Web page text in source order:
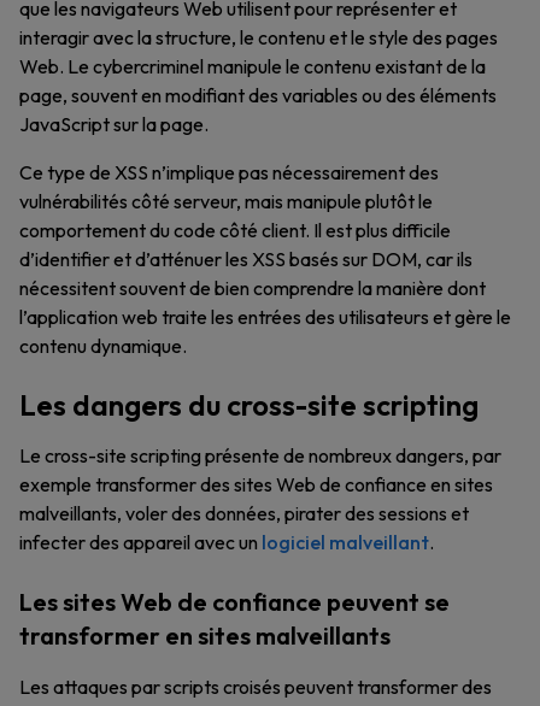
que les navigateurs Web utilisent pour représenter et
interagir avec la structure, le contenu et le style des pages
Web. Le cybercriminel manipule le contenu existant de la
page, souvent en modifiant des variables ou des éléments
JavaScript sur la page.
Ce type de XSS n’implique pas nécessairement des
vulnérabilités côté serveur, mais manipule plutôt le
comportement du code côté client. Il est plus difficile
d’identifier et d’atténuer les XSS basés sur DOM, car ils
nécessitent souvent de bien comprendre la manière dont
l’application web traite les entrées des utilisateurs et gère le
contenu dynamique.
Les dangers du cross-site scripting
Le cross-site scripting présente de nombreux dangers, par
exemple transformer des sites Web de confiance en sites
malveillants, voler des données, pirater des sessions et
infecter des appareil avec un logiciel malveillant.
Les sites Web de confiance peuvent se
transformer en sites malveillants
Les attaques par scripts croisés peuvent transformer des